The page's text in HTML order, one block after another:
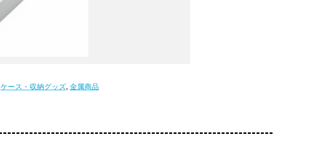
ケース・収納グッズ, 金属商品